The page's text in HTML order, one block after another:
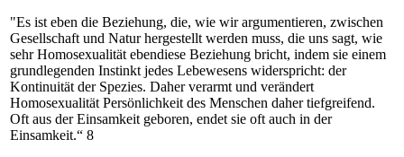
"Es ist eben die Beziehung, die, wie wir argumentieren, zwischen
Gesellschaft und Natur hergestellt werden muss, die uns sagt, wie
sehr Homosexualität ebendiese Beziehung bricht, indem sie einem
grundlegenden Instinkt jedes Lebewesens widerspricht: der
Kontinuität der Spezies. Daher verarmt und verändert
Homosexualität Persönlichkeit des Menschen daher tiefgreifend.
Oft aus der Einsamkeit geboren, endet sie oft auch in der
Einsamkeit.“ 8